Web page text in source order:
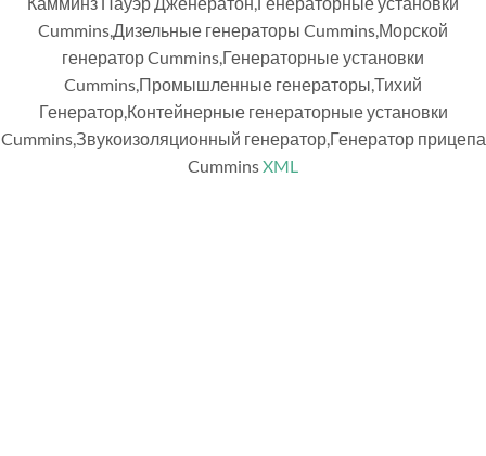
Cummins,Дизельные генераторы Cummins,Морской
генератор Cummins,Генераторные установки
Cummins,Промышленные генераторы,Тихий
Генератор,Контейнерные генераторные установки
Cummins,Звукоизоляционный генератор,Генератор прицепа
CumminsXML